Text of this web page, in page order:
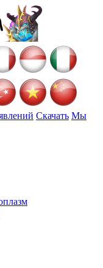
Скачать Мы